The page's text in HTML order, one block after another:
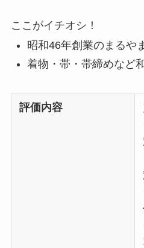
ここがイチオシ！
昭和46年創業のまるや
着物・帯・帯締めなど
評価内容